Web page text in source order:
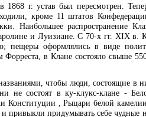
1868 г. устав был пересмотрен.
кроме 11 штатов
Наибольшее распространение
и Луизиане. С 70-х гг. XIX в.
пещеры оформлялись в виде
в Клане состояло свыше
чтобы люди, состоящие в
не состоят в ку-клукс-клане -
Конституции , Рыцари белой
привыкли придумывать себе чудные